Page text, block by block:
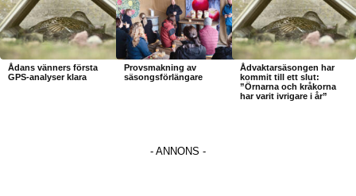
Ådans vänners första
GPS-analyser klara
Provsmakning av
säsongsförlängare
Ådvaktarsäsongen har
kommit till ett slut:
”Örnarna och kråkorna
har varit ivrigare i år”